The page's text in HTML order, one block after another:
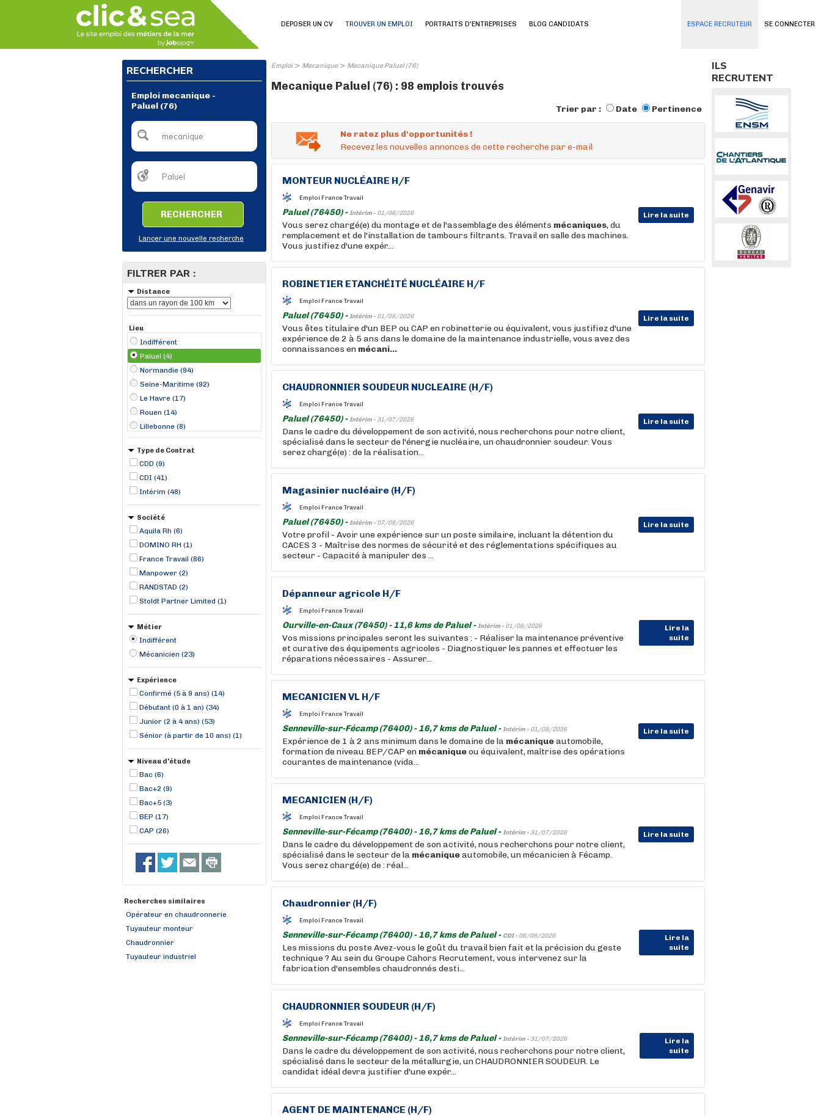
SE CONNECTER
DEPOSER UN CV TROUVER UN EMPLOI PORTRAITS D'ENTREPRISES BLOG CANDIDATS ESPACE RECRUTEUR
RECHERCHER
Emploi mecanique -
Paluel (76)
RECHERCHER
Lancer une nouvelle recherche
FILTRER PAR :
Distance
Lieu
Indifférent
Paluel (4)
Normandie (94)
Seine-Maritime (92)
Le Havre (17)
Rouen (14)
Lillebonne (8)
Senneville-sur-Fécamp (5)
Dieppe (4)
Le Trait (4)
Sandouville (4)
Hauts-de-France (3)
Type de Contrat
CDD (9)
CDI (41)
Intérim (48)
Société
Aquila Rh (6)
DOMINO RH (1)
France Travail (86)
Manpower (2)
RANDSTAD (2)
Stoldt Partner Limited (1)
Métier
Indifférent
Mécanicien (23)
Expérience
Confirmé (5 à 9 ans) (14)
Débutant (0 à 1 an) (34)
Junior (2 à 4 ans) (53)
Sénior (à partir de 10 ans) (1)
Niveau d'étude
Bac (6)
Bac+2 (9)
Bac+5 (3)
BEP (17)
CAP (26)
Recherches similaires
Opérateur en chaudronnerie
Tuyauteur monteur
Chaudronnier
Tuyauteur industriel
Emploi> Mecanique> Mecanique Paluel (76)
Mecanique Paluel (76) : 98 emplois trouvés
Trier par : Date Pertinence
Ne ratez plus d'opportunités !
Recevez les nouvelles annonces de cette recherche par e-mail
MONTEUR NUCLÉAIRE H/F
Emploi France Travail
Paluel (76450) -Intérim - 01/08/2026 Lire la suite
Vous serez chargé(e) du montage et de l'assemblage des éléments mécaniques, du
remplacement et de l'installation de tambours filtrants. Travail en salle des machines.
Vous justifiez d'une expér...
ROBINETIER ETANCHÉITÉ NUCLÉAIRE H/F
Emploi France Travail
Paluel (76450) -Intérim - 01/08/2026 Lire la suite
Vous êtes titulaire d'un BEP ou CAP en robinetterie ou équivalent, vous justifiez d'une
expérience de 2 à 5 ans dans le domaine de la maintenance industrielle, vous avez des
connaissances en mécani...
CHAUDRONNIER SOUDEUR NUCLEAIRE (H/F)
Emploi France Travail
Paluel (76450) -Intérim - 31/07/2026 Lire la suite
Dans le cadre du développement de son activité, nous recherchons pour notre client,
spécialisé dans le secteur de l'énergie nucléaire, un chaudronnier soudeur. Vous
serez chargé(e) : de la réalisation...
Magasinier nucléaire (H/F)
Emploi France Travail
Paluel (76450) -Intérim - 07/08/2026 Lire la suite
Votre profil - Avoir une expérience sur un poste similaire, incluant la détention du
CACES 3 - Maîtrise des normes de sécurité et des réglementations spécifiques au
secteur - Capacité à manipuler des ...
Dépanneur agricole H/F
Emploi France Travail
Ourville-en-Caux (76450) - 11,6 kms de Paluel -Intérim - 01/08/2026
Lire la
suite
Vos missions principales seront les suivantes : - Réaliser la maintenance préventive
et curative des équipements agricoles - Diagnostiquer les pannes et effectuer les
réparations nécessaires - Assurer...
MECANICIEN VL H/F
Emploi France Travail
Senneville-sur-Fécamp (76400) - 16,7 kms de Paluel -Intérim - 01/08/2026 Lire la suite
Expérience de 1 à 2 ans minimum dans le domaine de la mécaniqueautomobile,
formation de niveau BEP/CAP en mécaniqueou équivalent, maîtrise des opérations
courantes de maintenance (vida...
MECANICIEN (H/F)
Emploi France Travail
Senneville-sur-Fécamp (76400) - 16,7 kms de Paluel -Intérim - 31/07/2026 Lire la suite
Dans le cadre du développement de son activité, nous recherchons pour notre client,
spécialisé dans le secteur de la mécaniqueautomobile, un mécanicien à Fécamp.
Vous serez chargé(e) de : réal...
Chaudronnier (H/F)
Emploi France Travail
Senneville-sur-Fécamp (76400) - 16,7 kms de Paluel - CDI - 06/08/2026
Lire la
suite
Les missions du poste Avez-vous le goût du travail bien fait et la précision du geste
technique ? Au sein du Groupe Cahors Recrutement, vous intervenez sur la
fabrication d'ensembles chaudronnés desti...
CHAUDRONNIER SOUDEUR (H/F)
Emploi France Travail
Senneville-sur-Fécamp (76400) - 16,7 kms de Paluel -Intérim - 31/07/2026
Lire la
suite
Dans le cadre du développement de son activité, nous recherchons pour notre client,
spécialisé dans le secteur de la métallurgie, un CHAUDRONNIER SOUDEUR. Le
candidat idéal devra justifier d'une expér...
AGENT DE MAINTENANCE (H/F)
ILS
RECRUTENT